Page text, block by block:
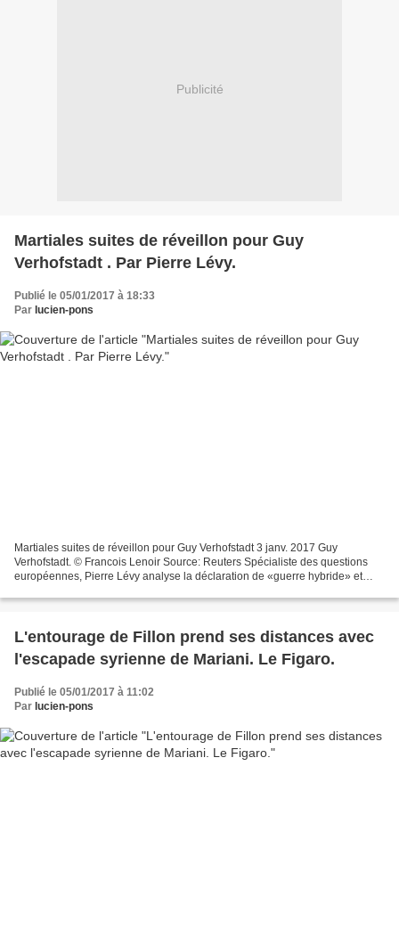
Publicité
Martiales suites de réveillon pour Guy
Verhofstadt . Par Pierre Lévy.
Publié le 05/01/2017 à 18:33
Par lucien-pons
Martiales suites de réveillon pour Guy Verhofstadt 3 janv. 2017 Guy
Verhofstadt. © Francois Lenoir Source: Reuters Spécialiste des questions
européennes, Pierre Lévy analyse la déclaration de «guerre hybride» et
L'entourage de Fillon prend ses distances avec
l'escapade syrienne de Mariani. Le Figaro.
Publié le 05/01/2017 à 11:02
Par lucien-pons